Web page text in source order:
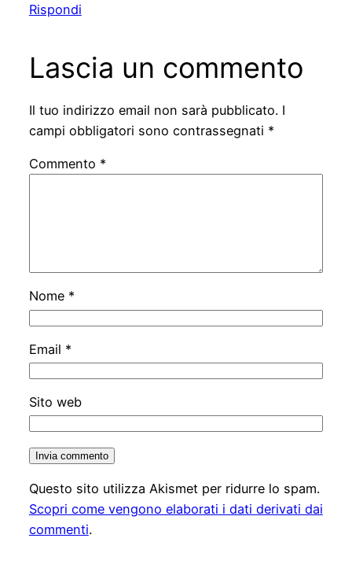
Rispondi
Lascia un commento
Il tuo indirizzo email non sarà pubblicato. I
campi obbligatori sono contrassegnati *
Commento *
Nome *
Email *
Sito web
Questo sito utilizza Akismet per ridurre lo spam.
Scopri come vengono elaborati i dati derivati dai
commenti.